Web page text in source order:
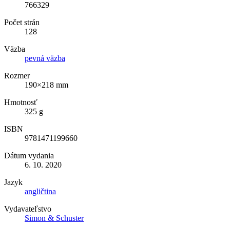
766329
Počet strán
128
Väzba
pevná väzba
Rozmer
190×218 mm
Hmotnosť
325 g
ISBN
9781471199660
Dátum vydania
6. 10. 2020
Jazyk
angličtina
Vydavateľstvo
Simon & Schuster